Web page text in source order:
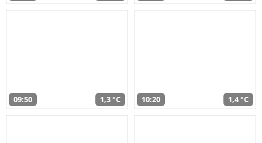
09:50 1,3 °C 10:20 1,4 °C